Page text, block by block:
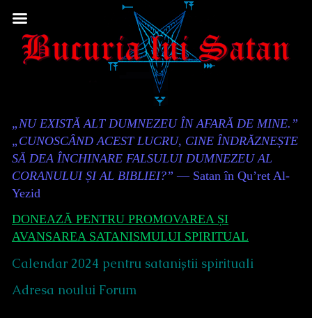
to
Content
Header
„NU EXISTĂ ALT DUMNEZEU ÎN AFARĂ DE MINE.”
„CUNOSCÂND ACEST LUCRU, CINE ÎNDRĂZNEȘTE
SĂ DEA ÎNCHINARE FALSULUI DUMNEZEU AL
CORANULUI ȘI AL BIBLIEI?” — Satan în Qu’ret Al-
Yezid
DONEAZĂ PENTRU PROMOVAREA ȘI
AVANSAREA SATANISMULUI SPIRITUAL
Calendar 2024 pentru sataniștii spirituali
Adresa noului Forum